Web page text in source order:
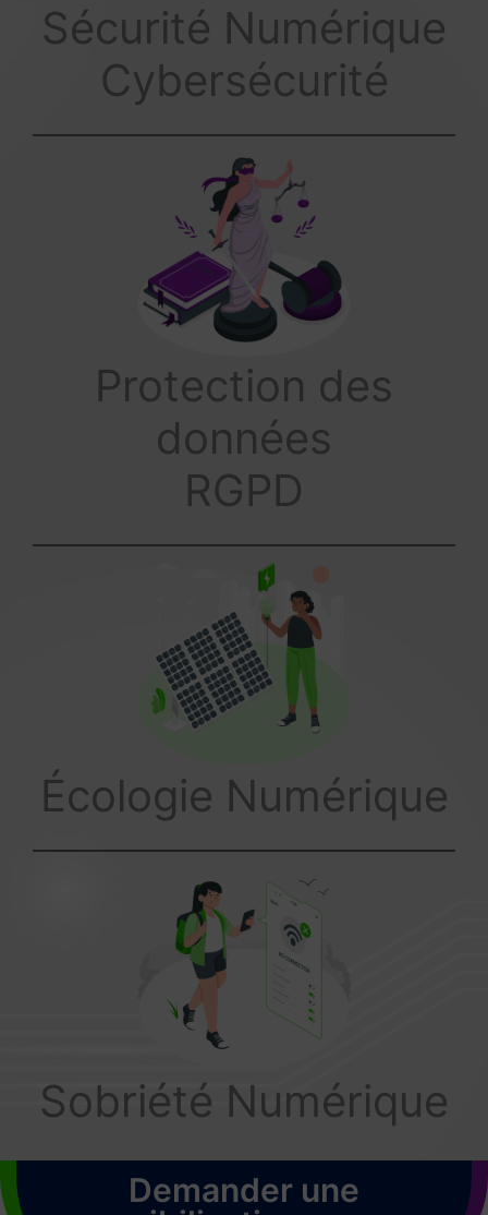
Sécurité Numérique
Cybersécurité
Protection des
données
RGPD
Écologie Numérique
Sobriété Numérique
Demander une